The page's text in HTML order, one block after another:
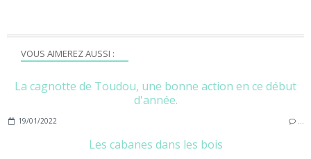
VOUS AIMEREZ AUSSI :
La cagnotte de Toudou, une bonne action en ce début
d'année.
19/01/2022
Les cabanes dans les bois